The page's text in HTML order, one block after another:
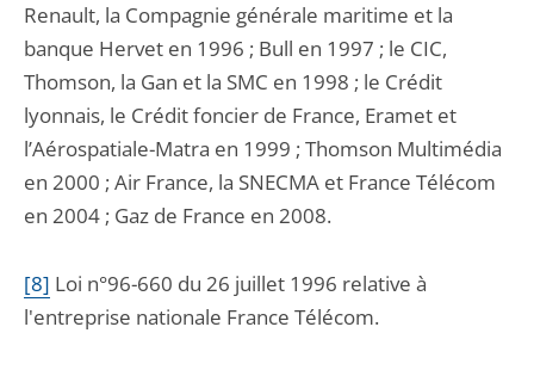
Renault, la Compagnie générale maritime et la
banque Hervet en 1996 ; Bull en 1997 ; le CIC,
Thomson, la Gan et la SMC en 1998 ; le Crédit
lyonnais, le Crédit foncier de France, Eramet et
l’Aérospatiale-Matra en 1999 ; Thomson Multimédia
en 2000 ; Air France, la SNECMA et France Télécom
en 2004 ; Gaz de France en 2008.
[8] Loi n°96-660 du 26 juillet 1996 relative à
l'entreprise nationale France Télécom.